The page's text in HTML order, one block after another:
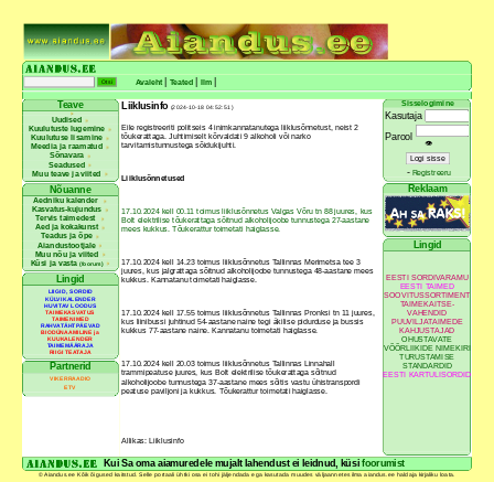
Avaleht Teated Ilm
Teave
Uudised
Kuulutuste lugemine
Kuulutuse lisamine
Meedia ja raamatud
Sõnavara
Seadused
Muu teave ja viited
Nõuanne
Aedniku kalender
Kasvatus-kujundus
Tervis taimedest
Aed ja kokakunst
Teadus ja õpe
Aiandustootjale
Muu nõu ja viited
Küsi ja vasta(foorum)
Lingid
LIIGID, SORDID
KÜLVIKALENDER
HUVITAV LOODUS
TAIMEKASVATUS
TAIMENIMED
RAHVATÄHTPÄEVAD
BIODÜNAAMILINE ja
KUUKALENDER
TAIMEMÄÄRAJA
RIIGI TEATAJA
Partnerid
VIKERRAADIO
ETV
Liiklusinfo (2024-10-18 04:52:51)
Eile registreeriti politseis 4 inimkannatanutega liiklusõnnetust, neist 2
tõukerattaga. Juhtimiselt kõrvaldati 9 alkoholi või narko
tarvitamistunnustega sõidukijuhti.
Liiklusõnnetused
17.10.2024 kell 00.11 toimus liiklusõnnetus Valgas Võru tn 88 juures, kus
Bolt elektrilise tõukerattaga sõitnud alkoholijoobe tunnustega 27-aastane
mees kukkus. Tõukerattur toimetati haiglasse.
17.10.2024 kell 14.23 toimus liiklusõnnetus Tallinnas Merimetsa tee 3
juures, kus jalgrattaga sõitnud alkoholijoobe tunnustega 48-aastane mees
kukkus. Kannatanu toimetati haiglasse.
17.10.2024 kell 17.55 toimus liiklusõnnetus Tallinnas Pronksi tn 11 juures,
kus liinibussi juhtinud 54-aastane naine tegi äkilise pidurduse ja bussis
kukkus 77-aastane naine. Kannatanu toimetati haiglasse.
17.10.2024 kell 20.03 toimus liiklusõnnetus Tallinnas Linnahall
trammipeatuse juures, kus Bolt elektrilise tõukerattaga sõitnud
alkoholijoobe tunnustega 37-aastane mees sõitis vastu ühistranspordi
peatuse paviljoni ja kukkus. Tõukerattur toimetati haiglasse.
Allikas: Liiklusinfo
Sisselogimine
Kasutaja
Parool
👁
- Registreeru
Reklaam
Lingid
EESTI SORDIVARAMU
EESTI TAIMED
SOOVITUSSORTIMENT
TAIMEKAITSE-
VAHENDID
PUUVILJATAIMEDE
KAHJUSTAJAD
OHUSTAVATE
VÕÕRLIIKIDE NIMEKIRI
TURUSTAMISE
STANDARDID
EESTI KARTULISORDID
Kui Sa oma aiamuredele mujalt lahendust ei leidnud, küsi foorumist
© Aiandus.ee Kõik õigused kaitstud. Selle portaali ühtki osa ei tohi jäljendada ega kasutada muudes väljaannetes ilma aiandus.ee haldaja kirjaliku loata.